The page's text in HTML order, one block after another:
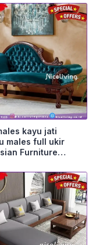
kayu jati
males full ukir
Furniture